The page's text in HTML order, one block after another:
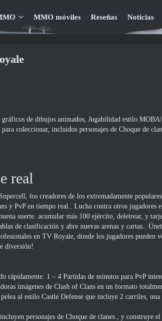
MMO móviles Reseñas Noticias
de dibujos animados, Jugabilidad estilo
coleccionar, incluidos personajes de Choque de
real
los creadores de los extremadamente
y PvP en tiempo real.. Lucha contra otros jugadores
suerte. acumular más 100 ejército, deletrear, y
de clasificación y abre nuevas arenas y cartas..
en TV Royale, donde los jugadores pueden
diversión!
rápidamente. 1 – 4 Partidas de minutos para PvP
imágenes de Clash of Clans en un formato
al estilo Castle Defense que incluye 2 carriles,
personajes de Choque de clanes., y construye